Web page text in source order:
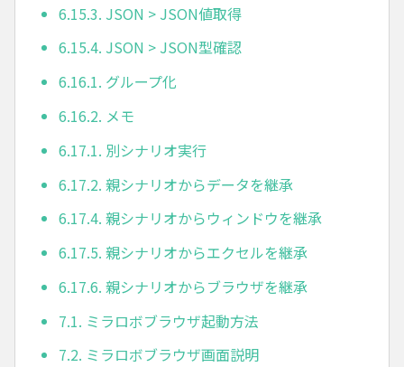
6.15.3. JSON > JSON値取得
6.15.4. JSON > JSON型確認
6.16.1. グループ化
6.16.2. メモ
6.17.1. 別シナリオ実行
6.17.2. 親シナリオからデータを継承
6.17.4. 親シナリオからウィンドウを継承
6.17.5. 親シナリオからエクセルを継承
6.17.6. 親シナリオからブラウザを継承
7.1. ミラロボブラウザ起動方法
7.2. ミラロボブラウザ画面説明